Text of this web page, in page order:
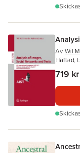
Av Wil
Häftad,
719 kr